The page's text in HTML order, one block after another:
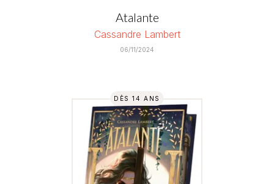
Atalante
Cassandre Lambert
06/11/2024
DÈS 14 ANS